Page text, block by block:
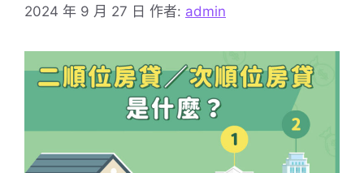
2024 年 9 月 27 日 作者: admin